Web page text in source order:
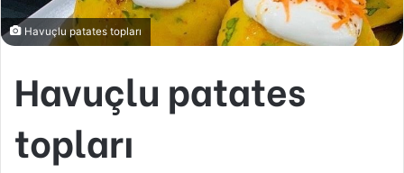
Havuçlu patates topları
Havuçlu patates
topları